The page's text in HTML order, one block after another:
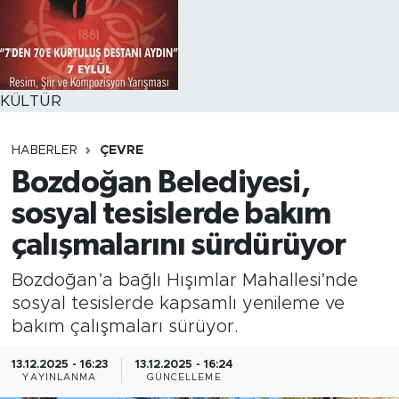
KÜLTÜR
HABERLER ÇEVRE
Bozdoğan Belediyesi,
sosyal tesislerde bakım
çalışmalarını sürdürüyor
Bozdoğan’a bağlı Hışımlar Mahallesi’nde
sosyal tesislerde kapsamlı yenileme ve
bakım çalışmaları sürüyor.
13.12.2025 - 16:23
YAYINLANMA
13.12.2025 - 16:24
GÜNCELLEME